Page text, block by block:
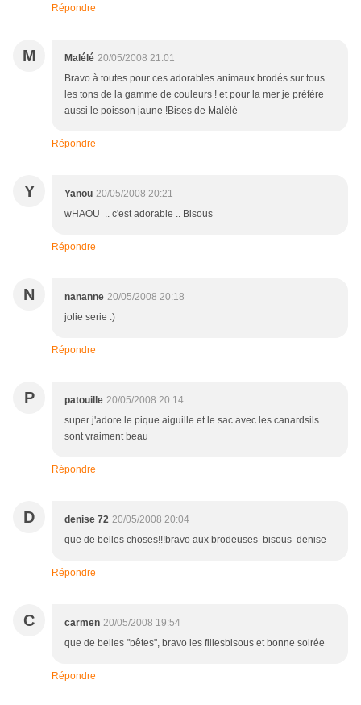
Répondre
M Malélé 20/05/2008 21:01
Bravo à toutes pour ces adorables animaux brodés sur tous
les tons de la gamme de couleurs ! et pour la mer je préfère
aussi le poisson jaune !Bises de Malélé
Répondre
Y Yanou 20/05/2008 20:21
wHAOU .. c'est adorable .. Bisous
Répondre
N nananne 20/05/2008 20:18
jolie serie :)
Répondre
P patouille 20/05/2008 20:14
super j'adore le pique aiguille et le sac avec les canardsils
sont vraiment beau
Répondre
D denise 72 20/05/2008 20:04
que de belles choses!!!bravo aux brodeuses bisous denise
Répondre
C carmen 20/05/2008 19:54
que de belles "bêtes", bravo les fillesbisous et bonne soirée
Répondre